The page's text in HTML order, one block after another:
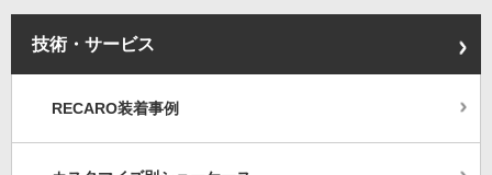
技術・サービス
RECARO装着事例